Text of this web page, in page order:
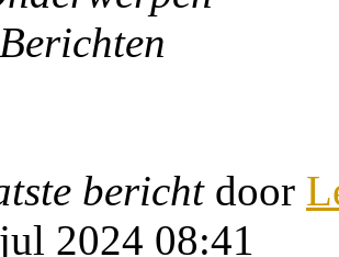
Berichten
berichtdoor
2024 08:41